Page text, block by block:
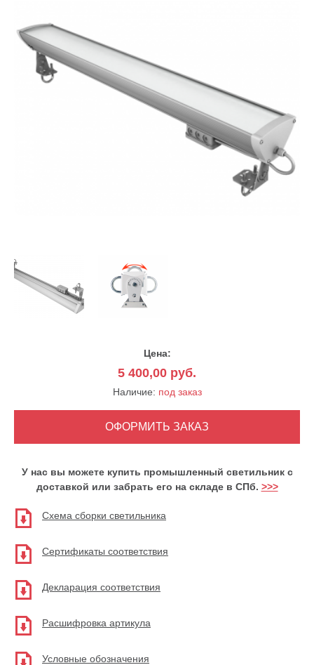
Цена:
5 400,00 руб.
Наличие: под заказ
У нас вы можете купить промышленный светильник с
доставкой или забрать его на складе в СПб. >>>
Схема сборки светильника
Сертификаты соответствия
Декларация соответствия
Расшифровка артикула
Условные обозначения